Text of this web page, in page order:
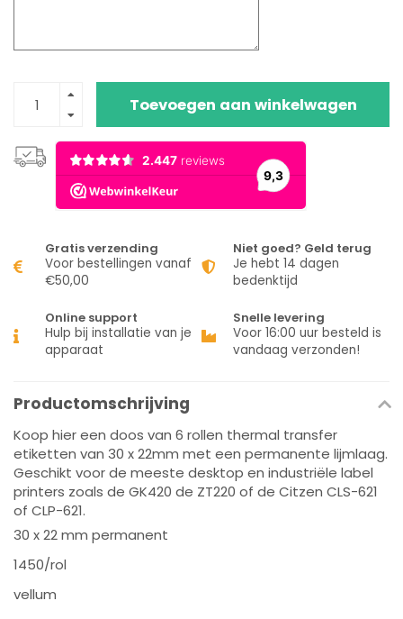
Toevoegen aan winkelwagen
Gratis verzending
Voor bestellingen vanaf
€50,00
Niet goed? Geld terug
Je hebt 14 dagen
bedenktijd
Online support
Hulp bij installatie van je
apparaat
Snelle levering
Voor 16:00 uur besteld is
vandaag verzonden!
Productomschrijving
Koop hier een doos van 6 rollen thermal transfer
etiketten van 30 x 22mm met een permanente lijmlaag.
Geschikt voor de meeste desktop en industriële label
printers zoals de GK420 de ZT220 of de Citzen CLS-621
of CLP-621.
30 x 22 mm permanent
1450/rol
vellum